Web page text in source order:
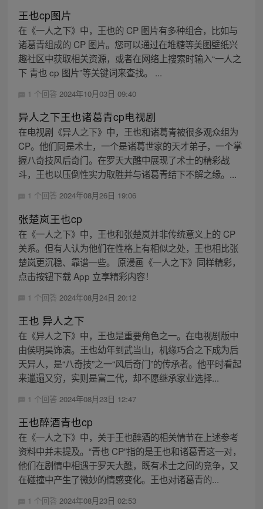
王也cp图片
在《一人之下》中，王也的 CP 图片有多种组合，比如与
诸葛青组成的 CP 图片。您可以通过在堆糖等美图壁纸兴
趣社区中获取相关资源，或者在网络上搜索时输入“一人之
下 青也 cp 图片”等关键词来查找。 ...
1 个回答 2024年10月03日 09:40
异人之下王也诸葛青cp电视剧
在电视剧《异人之下》中，王也和诸葛青被很多观众组为
CP。他们同是术士，一个是诸葛世家的天才弟子，一个掌
握八奇技风后奇门。在罗天大醮中展现了术士的精彩战
斗，王也以压倒性实力取胜并与诸葛青结下不解之缘。...
1 个回答 2024年08月26日 19:06
张楚岚王也cp
在《一人之下》中，王也和张楚岚并非传统意义上的 CP
关系。但有人认为他们在性格上有相似之处，王也相比张
楚岚更沉稳、靠谱一些。 原漫画《一人之下》同样精彩，
点击按钮下载 App 立享精彩内容！
1 个回答 2024年08月24日 20:12
王也 异人之下
在《异人之下》中，王也是重要角色之一。在电视剧版中
由侯明昊饰演。王也幼年到武当山，机缘巧合之下成为后
天异人，是“八奇技”之一“风后奇门”的传承者。他平时看起
来邋遢又穷，实则是富二代，却不愿继承家业选择...
1 个回答 2024年08月23日 12:47
王也醉酒青也cp
在《一人之下》中，关于王也醉酒的相关情节在上述参考
资料中并未提及。“青也 CP”指的是王也和诸葛青这一对，
他们在剧情中相遇于罗天大醮，既有术士之间的竞争，又
在碰撞中产生了微妙的情感变化。王也对诸葛青的...
1 个回答 2024年08月23日 02:53